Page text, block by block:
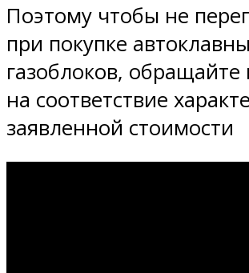
Поэтому чтобы не
при покупке
газоблоков,
на соответствие
заявленной стоимости